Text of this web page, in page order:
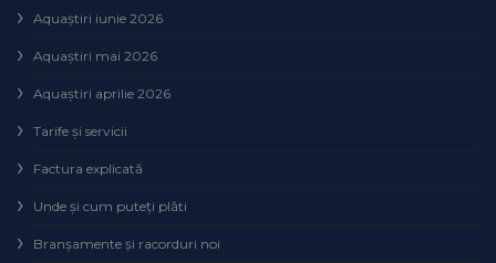
Aquaștiri iunie 2026
Aquaștiri mai 2026
Aquaștiri aprilie 2026
Tarife și servicii
Factura explicată
Unde și cum puteţi plăti
Branșamente și racorduri noi